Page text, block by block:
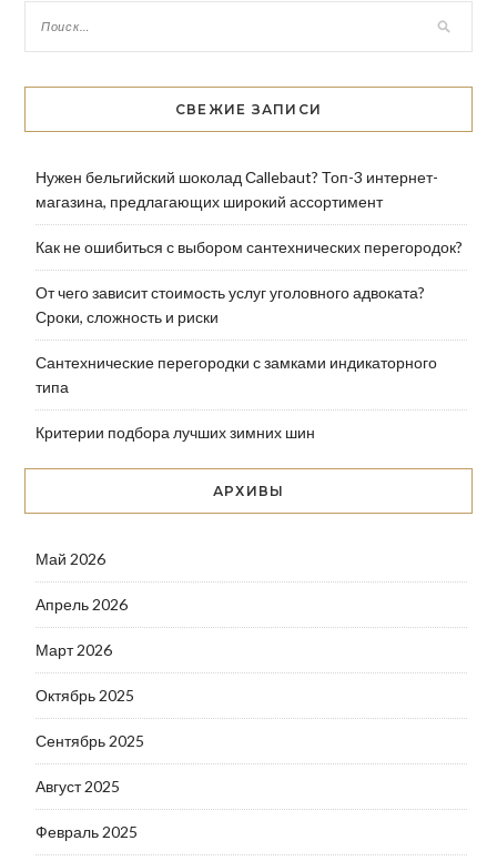
СВЕЖИЕ ЗАПИСИ
Нужен бельгийский шоколад Сallebaut? Топ-3 интернет-
магазина, предлагающих широкий ассортимент
Как не ошибиться с выбором сантехнических перегородок?
От чего зависит стоимость услуг уголовного адвоката?
Сроки, сложность и риски
Сантехнические перегородки с замками индикаторного
типа
Критерии подбора лучших зимних шин
АРХИВЫ
Май 2026
Апрель 2026
Март 2026
Октябрь 2025
Сентябрь 2025
Август 2025
Февраль 2025